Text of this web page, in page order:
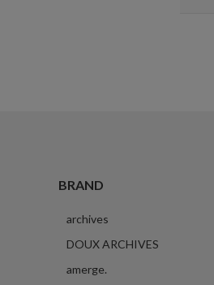
BRAND
archives
DOUX ARCHIVES
amerge.